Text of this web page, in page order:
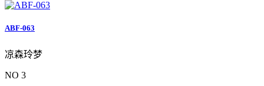
ABF-063
凉森玲梦
NO 3